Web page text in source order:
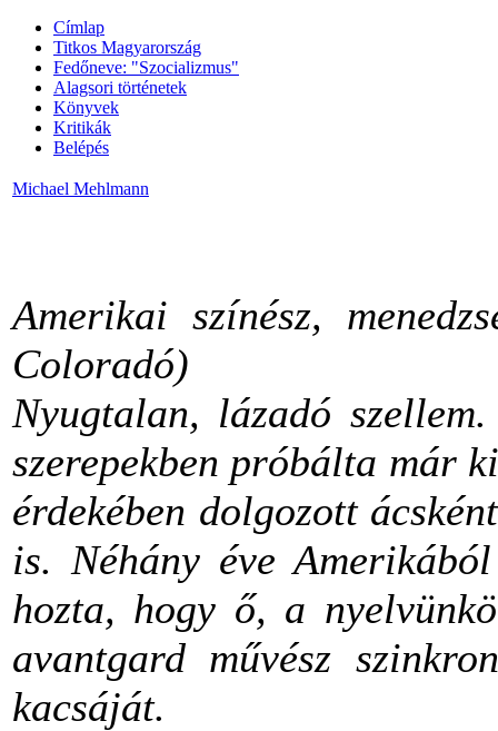
Címlap
Titkos Magyarország
Fedőneve: "Szocializmus"
Alagsori történetek
Könyvek
Kritikák
Belépés
Michael Mehlmann
Amerikai színész,
Coloradó)
Nyugtalan, lázadó
szerepekben próbálta már
érdekében dolgozott
is. Néhány éve
hozta, hogy ő, a
avantgard művész
kacsáját.